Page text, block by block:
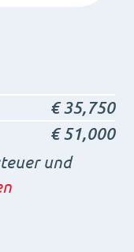
€35,750
€51,000
und